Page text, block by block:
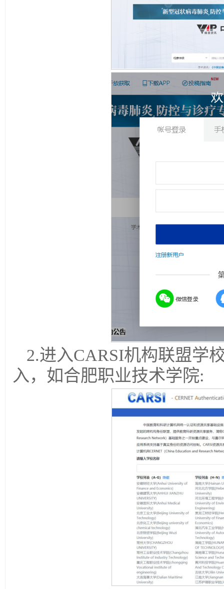
2.进入CARSI机构联盟学
入，如合肥职业技术学院: